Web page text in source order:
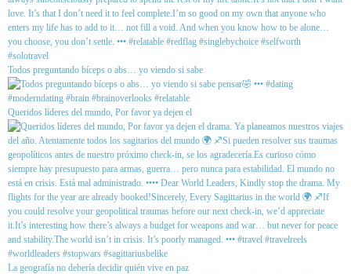
Todos preguntando bíceps o abs… yo viendo si sabe
Queridos líderes del mundo, Por favor ya dejen el
La geografía no debería decidir quién vive en paz